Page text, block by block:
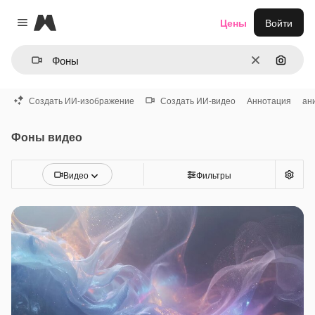
Close menu
Magnific
ОчиститьПоиск
Цены Войти
Создать ИИ-изображение Создать ИИ-видео Аннотация
Фоны видео
Видео Фильтры